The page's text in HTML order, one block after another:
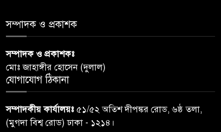
৫
ঝড়বৃষ্টির পূর্বাভাস
৬
অনুশ্রীর, মিলল হারমোনিয়াম
উপহার
৭
সম্পাদক ও প্রকাশক
সম্পাদক ও প্রকাশকঃ
মোঃ জাহাঙ্গীর হোসেন (দুলাল)
যোগাযোগ ঠিকানা
সম্পাদকীয় কার্যালয়ঃ ৫১/৫২ অতিশ দীপঙ্কর রোড, ৬ষ্ঠ তলা,
(মুগদা বিশ্ব রোড) ঢাকা - ১২১৪।